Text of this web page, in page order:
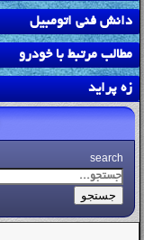
دانش فنی اتومبیل
مطالب مرتبط با خودرو
زه پراید
search
جستجو